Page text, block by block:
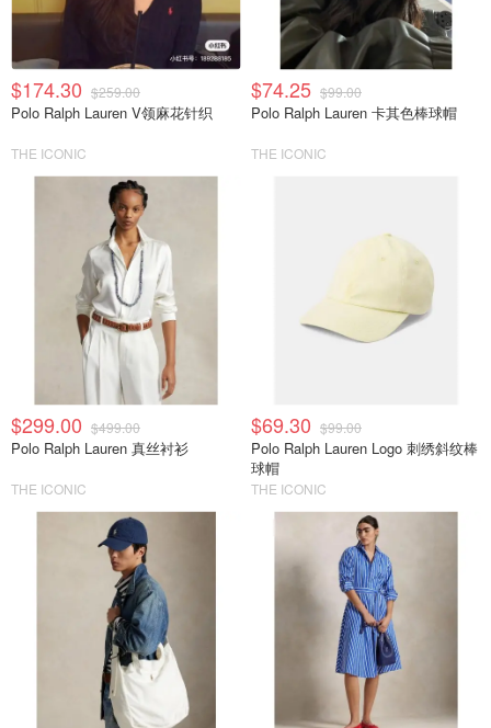
$174.30 $259.00
Polo Ralph Lauren V领麻花针织
THE ICONIC
$74.25 $99.00
Polo Ralph Lauren 卡其色棒球帽
THE ICONIC
$299.00 $499.00
Polo Ralph Lauren 真丝衬衫
THE ICONIC
$69.30 $99.00
Polo Ralph Lauren Logo 刺绣斜纹棒
球帽
THE ICONIC